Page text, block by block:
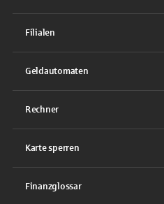
Filialen
Geldautomaten
Rechner
Karte sperren
Finanzglossar